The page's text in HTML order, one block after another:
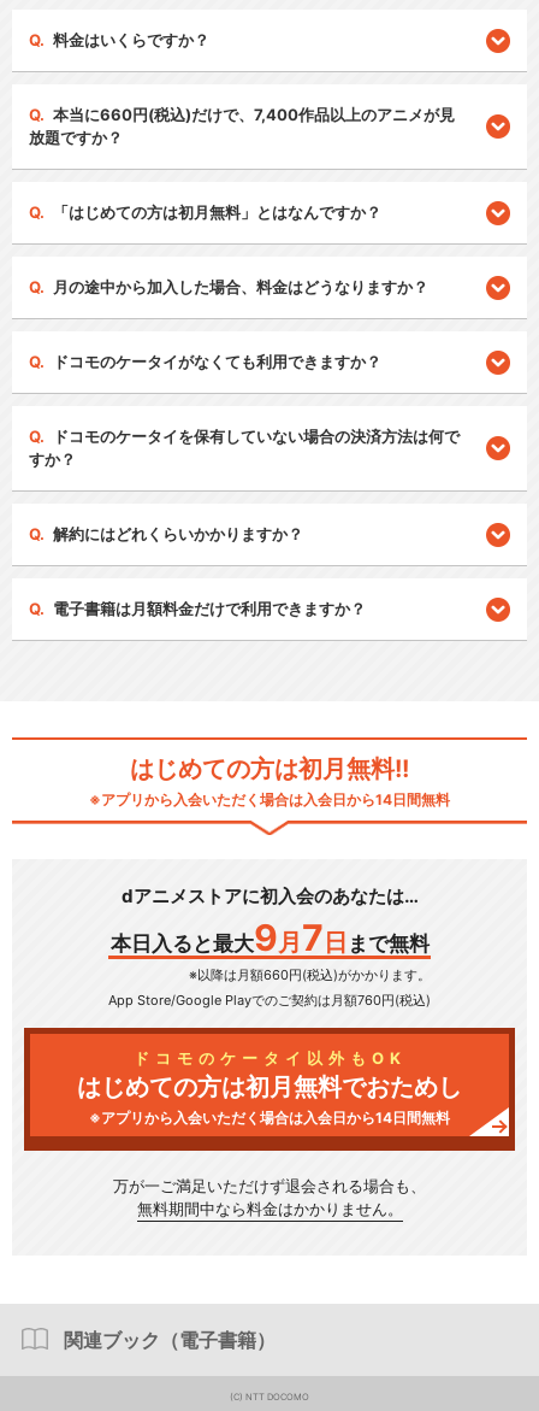
料金はいくらですか？
本当に660円(税込)だけで、7,400作品以上のアニメが見
放題ですか？
「はじめての方は初月無料」とはなんですか？
月の途中から加入した場合、料金はどうなりますか？
ドコモのケータイがなくても利用できますか？
ドコモのケータイを保有していない場合の決済方法は何で
すか？
解約にはどれくらいかかりますか？
電子書籍は月額料金だけで利用できますか？
はじめての方は初月無料!!
※アプリから入会いただく場合は入会日から14日間無料
dアニメストアに初入会のあなたは…
本日入ると最大9 月 7 日 まで無料
※以降は月額660円(税込)がかかります。
App Store/Google Playでのご契約は月額760円(税込)
ドコモのケータイ以外もOK
はじめての方は初月無料でおためし
※アプリから入会いただく場合は入会日から14日間無料
万が一ご満足いただけず退会される場合も、
無料期間中なら料金はかかりません。
関連ブック（電子書籍）
(C) NTT DOCOMO